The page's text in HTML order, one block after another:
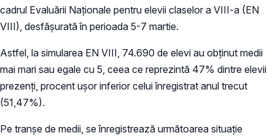
cadrul Evaluării Naţionale pentru elevii claselor a VIII-a (EN
VIII), desfășurată în perioada 5-7 martie.
Astfel, la simularea EN VIII, 74.690 de elevi au obţinut medii
mai mari sau egale cu 5, ceea ce reprezintă 47% dintre elevii
prezenți, procent ușor inferior celui înregistrat anul trecut
(51,47%).
Pe tranşe de medii, se înregistrează următoarea situaţie